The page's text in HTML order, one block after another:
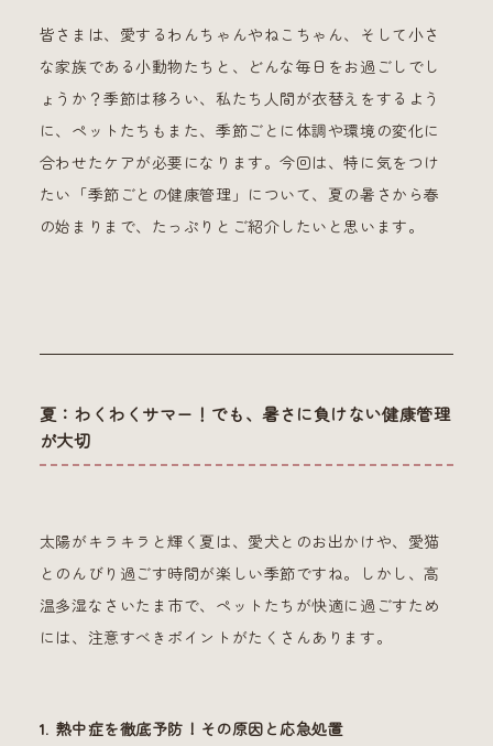
皆さまは、愛するわんちゃんやねこちゃん、そして小さ
な家族である小動物たちと、どんな毎日をお過ごしでし
ょうか？季節は移ろい、私たち人間が衣替えをするよう
に、ペットたちもまた、季節ごとに体調や環境の変化に
合わせたケアが必要になります。今回は、特に気をつけ
たい「季節ごとの健康管理」について、夏の暑さから春
の始まりまで、たっぷりとご紹介したいと思います。
夏：わくわくサマー！でも、暑さに負けない健康管理
が大切
太陽がキラキラと輝く夏は、愛犬とのお出かけや、愛猫
とのんびり過ごす時間が楽しい季節ですね。しかし、高
温多湿なさいたま市で、ペットたちが快適に過ごすため
には、注意すべきポイントがたくさんあります。
1. 熱中症を徹底予防！その原因と応急処置